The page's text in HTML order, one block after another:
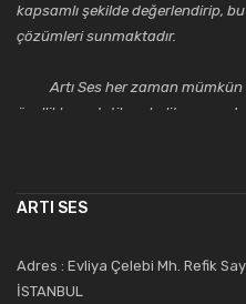
kapsamlı şekilde değerlendirip,
çözümleri sunmaktadır.
Artı Ses her zaman mümkün
özellikler, estetik ve kalite
saygıdeğer yerini kazanmıştır.
Artı Ses, güler yüzü ve deneyimi
güvenebileceğiniz bir tercihtir.
ARTI SES
Adres : Evliya Çelebi Mh. Refik
İSTANBUL